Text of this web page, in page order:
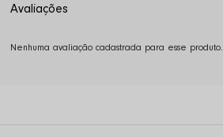
Nenhuma avaliação cadastrada para esse produto.